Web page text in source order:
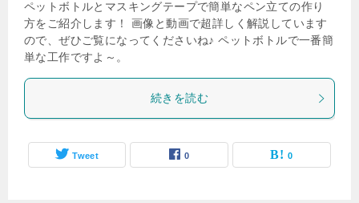
ペットボトルとマスキングテープで簡単なペン立ての作り
方をご紹介します！ 画像と動画で超詳しく解説しています
ので、ぜひご覧になってくださいね♪ ペットボトルで一番簡
単な工作ですよ～。
続きを読む
Tweet 0 0